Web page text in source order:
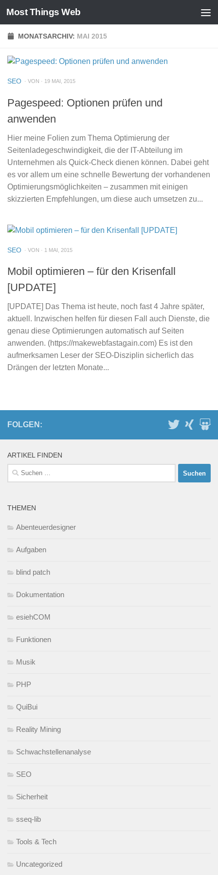
Zum Inhalt springen
Most Things Web
MONATSARCHIV: MAI 2015
SEO · VON · 19 MAI, 2015
Pagespeed: Optionen prüfen und
anwenden
Hier meine Folien zum Thema Optimierung der
Seitenladegeschwindigkeit, die der IT-Abteilung im
Unternehmen als Quick-Check dienen können. Dabei geht
es vor allem um eine schnelle Bewertung der vorhandenen
Optimierungsmöglichkeiten – zusammen mit einigen
skizzierten Empfehlungen, um diese auch umsetzen zu...
SEO · VON · 1 MAI, 2015
Mobil optimieren – für den Krisenfall
[UPDATE]
[UPDATE] Das Thema ist heute, noch fast 4 Jahre später,
aktuell. Inzwischen helfen für diesen Fall auch Dienste, die
genau diese Optimierungen automatisch auf Seiten
anwenden. (https://makewebfastagain.com) Es ist den
aufmerksamen Leser der SEO-Disziplin sicherlich das
Drängen der letzten Monate...
FOLGEN:
ARTIKEL FINDEN
Suchen
nach:
THEMEN
Abenteuerdesigner
Aufgaben
blind patch
Dokumentation
esiehCOM
Funktionen
Musik
PHP
QuiBui
Reality Mining
Schwachstellenanalyse
SEO
Sicherheit
sseq-lib
Tools & Tech
Uncategorized